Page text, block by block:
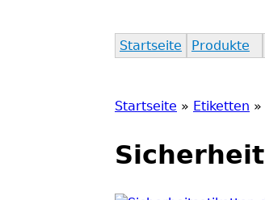
Startseite Produkte
Startseite » Etiketten »